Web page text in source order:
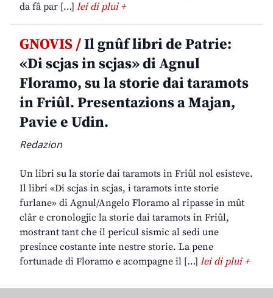
da fâ par […] lei di plui +
GNOVIS /Il gnûf libri de Patrie:
«Di scjas in scjas» di Agnul
Floramo, su la storie dai taramots
in Friûl. Presentazions a Majan,
Pavie e Udin.
Redazion
Un libri su la storie dai taramots in Friûl nol esisteve.
Il libri «Di scjas in scjas, i taramots inte storie
furlane» di Agnul/Angelo Floramo al ripasse in mût
clâr e cronologjic la storie dai taramots in Friûl,
mostrant tant che il pericul sismic al sedi une
presince costante inte nestre storie. La pene
fortunade di Floramo e acompagne il […] lei di plui +